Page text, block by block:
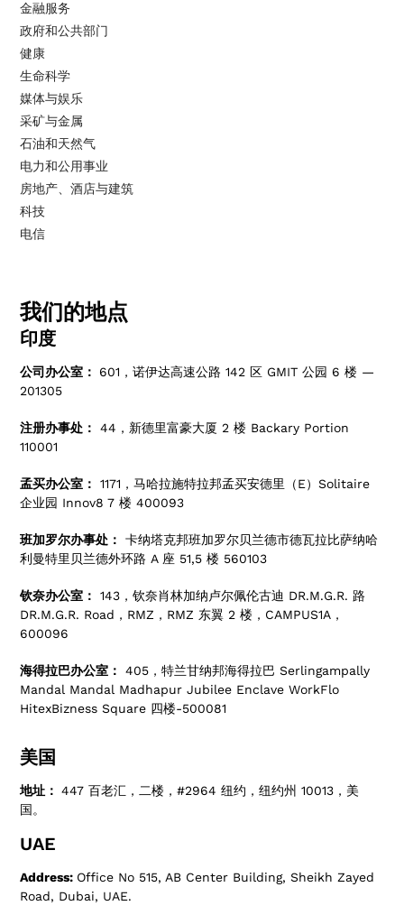
金融服务
政府和公共部门
健康
生命科学
媒体与娱乐
采矿与金属
石油和天然气
电力和公用事业
房地产、酒店与建筑
科技
电信
我们的地点
印度
公司办公室： 601，诺伊达高速公路 142 区 GMIT 公园 6 楼 —
201305
注册办事处：
44，新德里富豪大厦 2 楼 Backary Portion
110001
孟买办公室：
1171，马哈拉施特拉邦孟买安德里（E）Solitaire
企业园 Innov8 7 楼 400093
班加罗尔办事处：
卡纳塔克邦班加罗尔贝兰德市德瓦拉比萨纳哈
利曼特里贝兰德外环路 A 座 51,5 楼 560103
钦奈办公室：
143，钦奈肖林加纳卢尔佩伦古迪 DR.M.G.R. 路
DR.M.G.R. Road，RMZ，RMZ 东翼 2 楼，CAMPUS1A，
600096
海得拉巴办公室：
405，特兰甘纳邦海得拉巴 Serlingampally
Mandal Mandal Madhapur Jubilee Enclave WorkFlo
HitexBizness Square 四楼-500081
美国
地址：447 百老汇，二楼，#2964 纽约，纽约州 10013，美
国。
UAE
Address: Office No 515, AB Center Building, Sheikh Zayed
Road, Dubai, UAE.